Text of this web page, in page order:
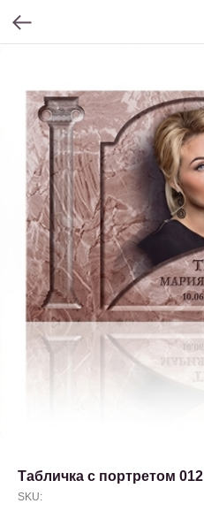
Табличка с портретом 012
SKU: